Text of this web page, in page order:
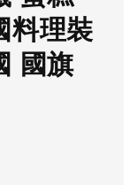
料理裝
國旗